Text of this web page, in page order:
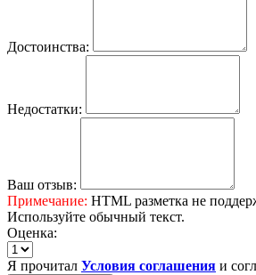
Достоинства:
Недостатки:
Ваш отзыв:
Примечание: HTML разметка не
Используйте обычный текст.
Оценка:
Я прочитал Условия соглашения и